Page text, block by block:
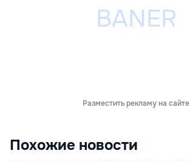
Разместить рекламу на сайте
Похожие новости